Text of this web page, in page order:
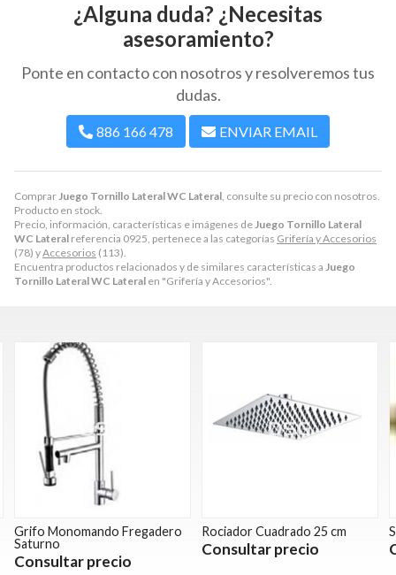
ComprarJuego Tornillo Lateral WC Lateral, consulte su precio con nosotros.
Producto en stock.
Precio, información, características e imágenes deJuego Tornillo Lateral
WC Lateral referencia 0925, pertenece a las categorías Grifería y Accesorios
(78) yAccesorios (113).
Encuentra productos relacionados y de similares características a Juego
Tornillo Lateral WC Lateral en "Grifería y Accesorios".
¿Alguna duda? ¿Necesitas
asesoramiento?
Ponte en contacto con nosotros y resolveremos tus
dudas.
886 166 478 ENVIAR EMAIL
Grifo Monomando Fregadero
Saturno
Consultar precio
Rociador Cuadrado 25 cm
Consultar precio